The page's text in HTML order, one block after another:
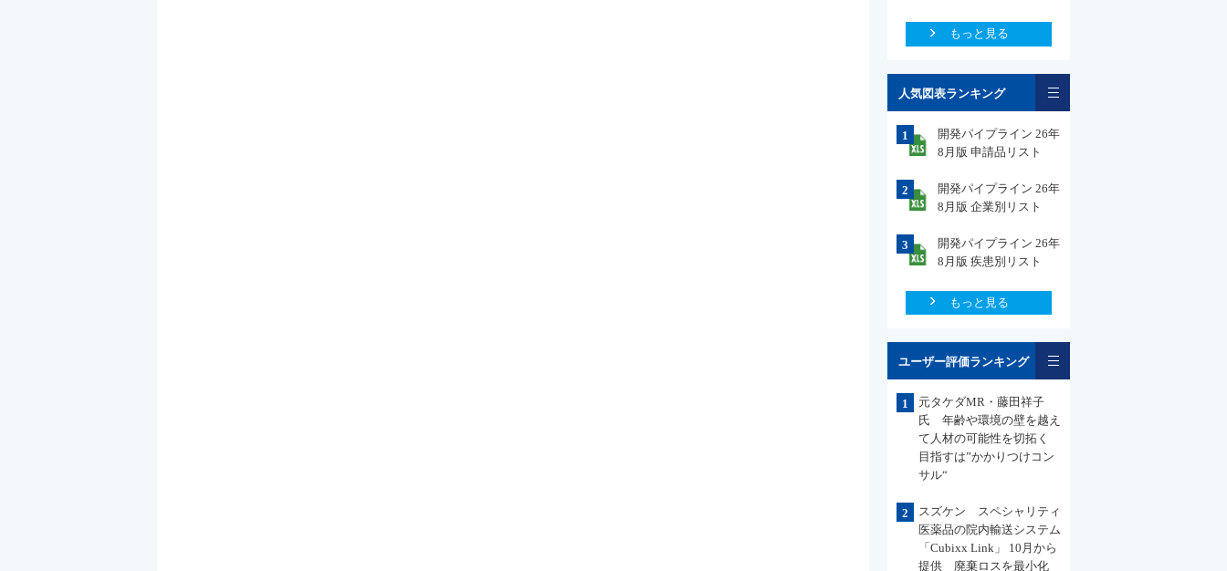
もっと見る
人気図表ランキング
1
開発パイプライン 26年
8月版 申請品リスト
2
開発パイプライン 26年
8月版 企業別リスト
3
開発パイプライン 26年
8月版 疾患別リスト
もっと見る
ユーザー評価ランキング
1
元タケダMR・藤田祥子
氏 年齢や環境の壁を越え
て人材の可能性を切拓く
目指すは”かかりつけコン
サル“
2
スズケン スペシャリティ
医薬品の院内輸送システム
「Cubixx Link」 10月から
提供 廃棄ロスを最小化